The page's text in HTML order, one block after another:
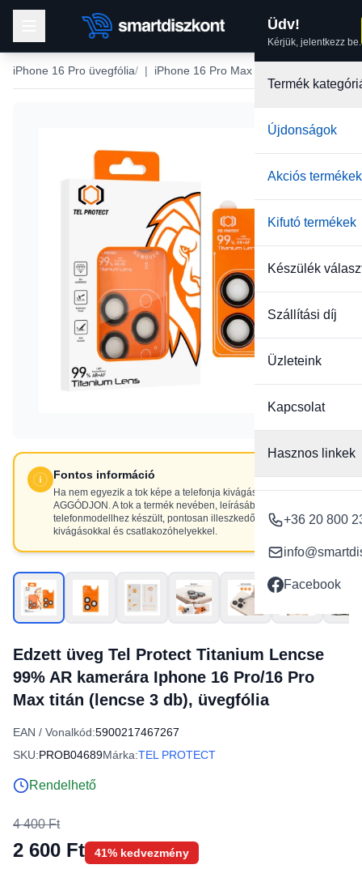
Üdv!
Kérjük, jelentkezz be.
Termék
Újdonságok
Akciós termékek
Kifutó termékek
Készülék
Szállítási díj
Üzleteink
Kapcsolat
Hasznos linkek
+36 20 800
Facebook
iPhone 16 Pro üvegfólia | iPhone 16 Pro Max üvegfólia
Fontos információ
Ha nem egyezik a tok képe a telefonja kivágásaival, NE
AGGÓDJON. A tok a termék nevében, leírásában szereplő
telefonmodellhez készült, pontosan illeszkedő
kivágásokkal és csatlakozóhelyekkel.
-41%
Edzett üveg Tel Protect Titanium Lencse
99% AR kamerára Iphone 16 Pro/16 Pro
Max titán (lencse 3 db), üvegfólia
EAN / Vonalkód:5900217467267
SKU:PROB04689Márka:TEL PROTECT
Rendelhető
4 400 Ft
2 600 Ft 41% kedvezmény